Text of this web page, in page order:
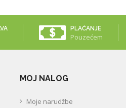
PLAĆANJE
Pouzećem
MOJ NALOG
Moje narudžbe